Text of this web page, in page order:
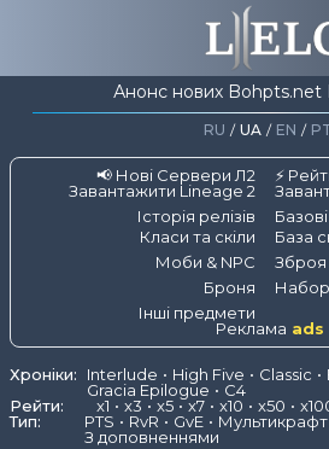
Анонс нових Bohpts.net
RU / UA / EN /
📢 Нові Сервери Л2
⚡
Завантажити Lineage 2
Історія релізів
Класи та скіли
База
Моби & NPC
Зброя
Броня
Інші предмети
Реклама ads
Хроніки: Interlude High Five Classic
Gracia Epilogue
C4
Рейти:
x1 x3 x5 x7 x10 x50
Тип:
PTS RvR GvE Мультикрафт
З доповненнями